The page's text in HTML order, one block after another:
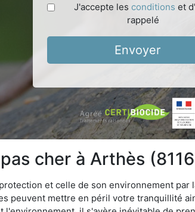
J'accepte les conditions et
rappelé
Envoyer
cher à Arthès
et celle de son environnement par
peuvent mettre en péril votre tranquillité